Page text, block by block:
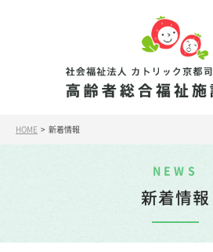
HOME > 新着情報
NEWS
新着情報